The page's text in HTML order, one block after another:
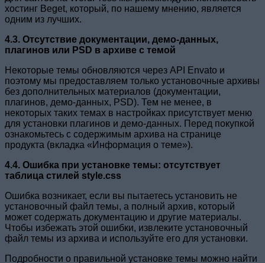
хостинг Beget, который, по нашему мнению, является
одним из лучших.
4.3. Отсутствие документации, демо-данных,
плагинов или PSD в архиве с темой
Некоторые темы обновляются через API Envato и
поэтому мы предоставляем только установочные архивы
без дополнительных материалов (документации,
плагинов, демо-данных, PSD). Тем не менее, в
некоторых таких темах в настройках присутствует меню
для установки плагинов и демо-данных. Перед покупкой
ознакомьтесь с содержимым архива на странице
продукта (вкладка «Информация о теме»).
4.4. Ошибка при установке темы: отсутствует
таблица стилей style.css
Ошибка возникает, если вы пытаетесь установить не
установочный файл темы, а полный архив, который
может содержать документацию и другие материалы.
Чтобы избежать этой ошибки, извлеките установочный
файл темы из архива и используйте его для установки.
Подробности о правильной установке темы можно найти